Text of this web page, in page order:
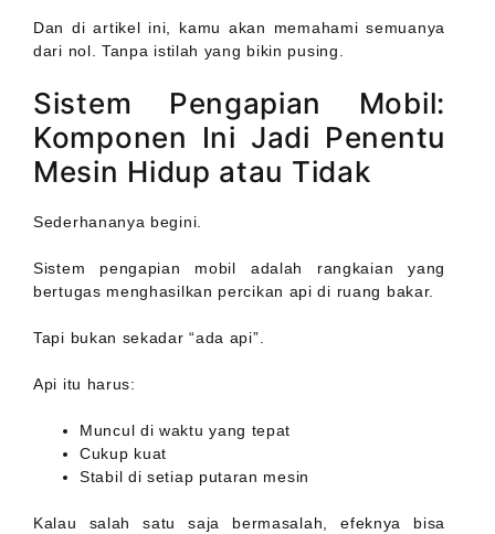
Dan di artikel ini, kamu akan memahami semuanya
dari nol. Tanpa istilah yang bikin pusing.
Sistem Pengapian Mobil:
Komponen Ini Jadi Penentu
Mesin Hidup atau Tidak
Sederhananya begini.
Sistem pengapian mobil adalah rangkaian yang
bertugas menghasilkan percikan api di ruang bakar.
Tapi bukan sekadar “ada api”.
Api itu harus:
Muncul di waktu yang tepat
Cukup kuat
Stabil di setiap putaran mesin
Kalau salah satu saja bermasalah, efeknya bisa